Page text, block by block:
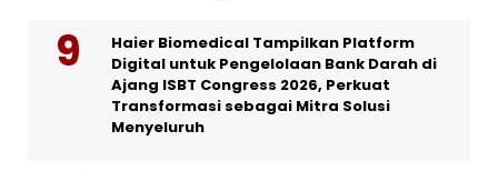
Haier Biomedical Tampilkan Platform
Digital untuk Pengelolaan Bank Darah di
Ajang ISBT Congress 2026, Perkuat
Transformasi sebagai Mitra Solusi
Menyeluruh